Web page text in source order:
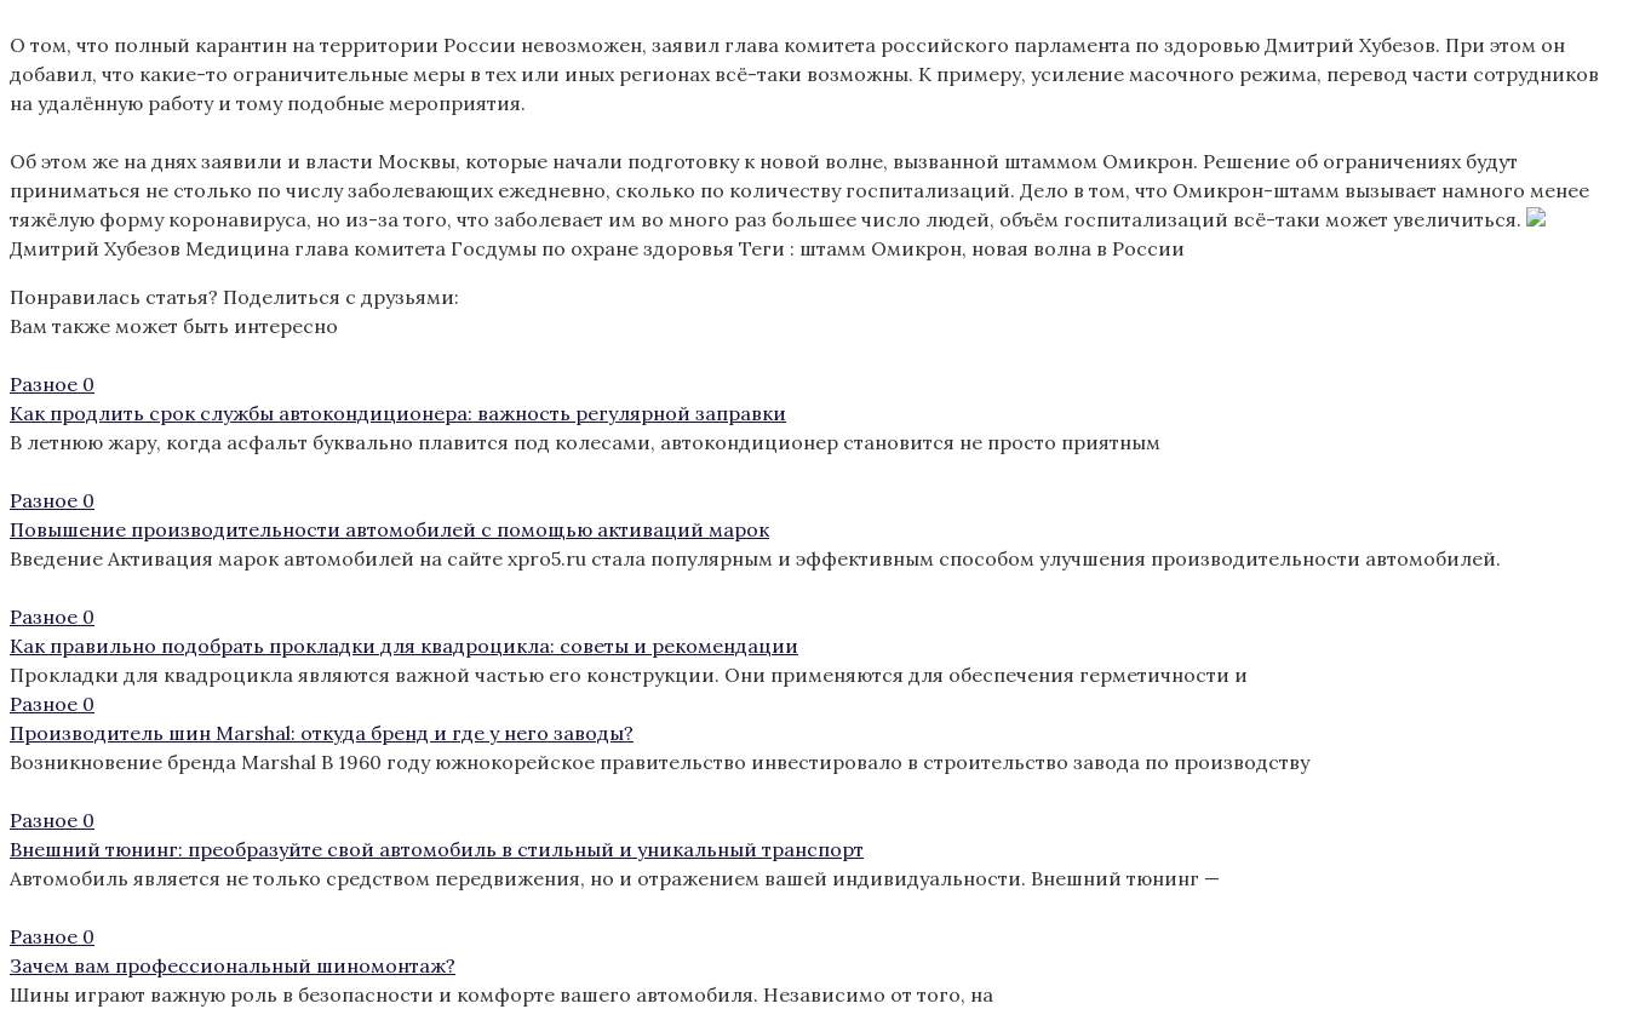
О том, что полный карантин на территории России невозможен, заявил глава комитета российского парламента по здоровью Дмитрий Хубезов. При этом он
добавил, что какие-то ограничительные меры в тех или иных регионах всё-таки возможны. К примеру, усиление масочного режима, перевод части сотрудников
на удалённую работу и тому подобные мероприятия.
Об этом же на днях заявили и власти Москвы, которые начали подготовку к новой волне, вызванной штаммом Омикрон. Решение об ограничениях будут
приниматься не столько по числу заболевающих ежедневно, сколько по количеству госпитализаций. Дело в том, что Омикрон-штамм вызывает намного менее
тяжёлую форму коронавируса, но из-за того, что заболевает им во много раз большее число людей, объём госпитализаций всё-таки может увеличиться.
Дмитрий Хубезов Медицина глава комитета Госдумы по охране здоровья Теги : штамм Омикрон, новая волна в России
Понравилась статья? Поделиться с друзьями:
Вам также может быть интересно
Разное 0
Как продлить срок службы автокондиционера: важность регулярной заправки
В летнюю жару, когда асфальт буквально плавится под колесами, автокондиционер становится не просто приятным
Разное 0
Повышение производительности автомобилей с помощью активаций марок
Введение Активация марок автомобилей на сайте xpro5.ru стала популярным и эффективным способом улучшения производительности автомобилей.
Разное 0
Как правильно подобрать прокладки для квадроцикла: советы и рекомендации
Прокладки для квадроцикла являются важной частью его конструкции. Они применяются для обеспечения герметичности и
Разное 0
Производитель шин Marshal: откуда бренд и где у него заводы?
Возникновение бренда Marshal В 1960 году южнокорейское правительство инвестировало в строительство завода по производству
Разное 0
Внешний тюнинг: преобразуйте свой автомобиль в стильный и уникальный транспорт
Автомобиль является не только средством передвижения, но и отражением вашей индивидуальности. Внешний тюнинг —
Разное 0
Зачем вам профессиональный шиномонтаж?
Шины играют важную роль в безопасности и комфорте вашего автомобиля. Независимо от того, на